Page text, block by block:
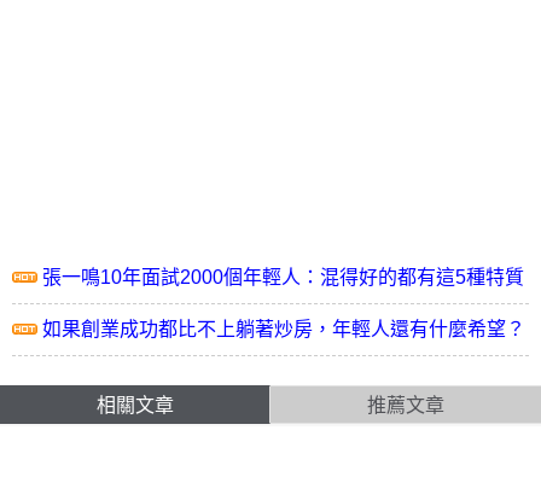
張一鳴10年面試2000個年輕人：混得好的都有這5種特質
如果創業成功都比不上躺著炒房，年輕人還有什麼希望？
相關文章 推薦文章